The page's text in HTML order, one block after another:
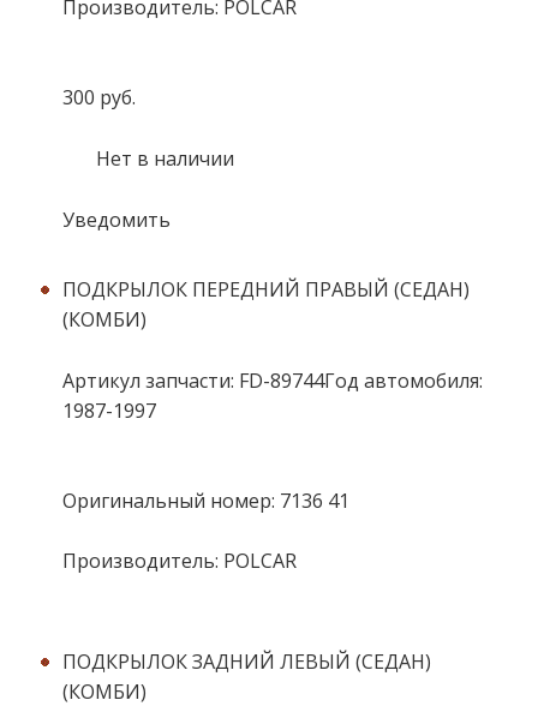
Производитель: POLCAR
300 руб.
Нет в наличии
Уведомить
ПОДКРЫЛОК ПЕРЕДНИЙ ПРАВЫЙ (СЕДАН)
(КОМБИ)
Артикул запчасти: FD-89744Год автомобиля:
1987-1997
Оригинальный номер: 7136 41
Производитель: POLCAR
ПОДКРЫЛОК ЗАДНИЙ ЛЕВЫЙ (СЕДАН)
(КОМБИ)